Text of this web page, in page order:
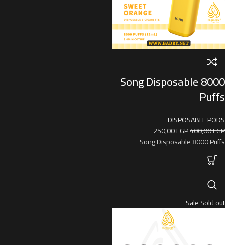
Song Disposable 8000
Puffs
DISPOSABLE PODS
400,00EGP
250,00EGP
Song Disposable 8000 Puffs
SaleSold out